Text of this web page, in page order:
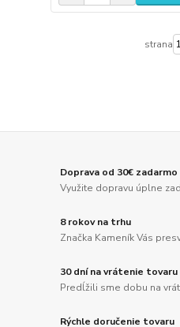
strana
Doprava od 30€ zadarmo
Využite dopravu úplne
8 rokov na trhu
Značka Kameník Vás
30 dní na vrátenie tovaru
Predĺžili sme dobu na
Rýchle doručenie tovaru